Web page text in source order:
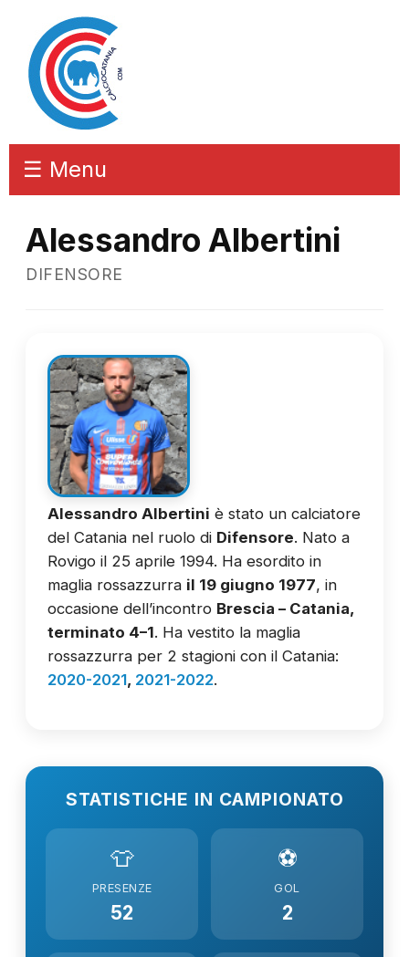
☰ Menu
Alessandro Albertini
DIFENSORE
Alessandro Albertini è stato un calciatore
del Catania nel ruolo di Difensore. Nato a
Rovigo il 25 aprile 1994. Ha esordito in
maglia rossazzurra il 19 giugno 1977, in
occasione dell’incontro Brescia – Catania,
terminato 4–1. Ha vestito la maglia
rossazzurra per 2 stagioni con il Catania:
2020-2021, 2021-2022.
STATISTICHE IN CAMPIONATO
👕
PRESENZE
52
⚽
GOL
2